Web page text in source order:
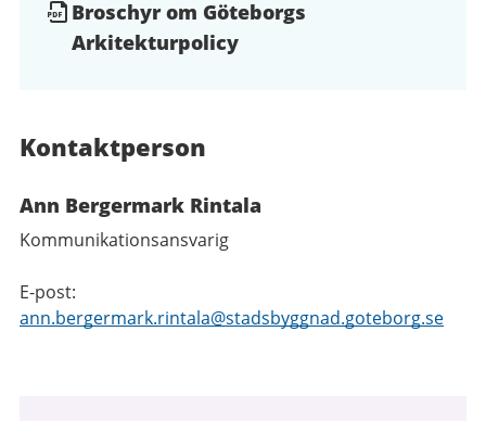
Broschyr om Göteborgs
Arkitekturpolicy
Kontaktperson
Ann Bergermark Rintala
Kommunikationsansvarig
E-post:
ann.bergermark.rintala@stadsbyggnad.goteborg.se